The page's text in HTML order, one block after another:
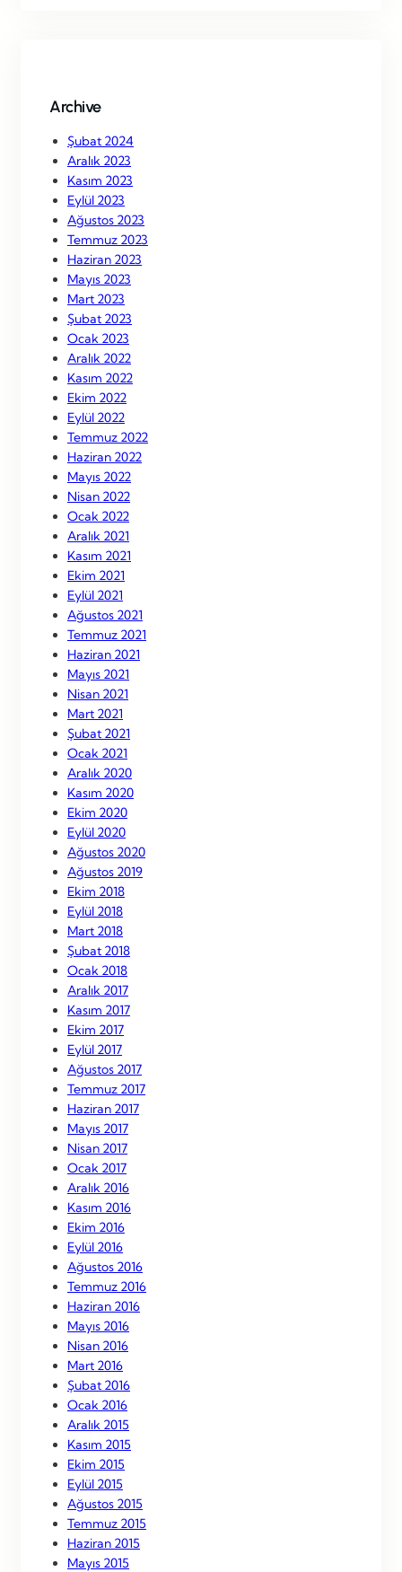
Archive
Şubat 2024
Aralık 2023
Kasım 2023
Eylül 2023
Ağustos 2023
Temmuz 2023
Haziran 2023
Mayıs 2023
Mart 2023
Şubat 2023
Ocak 2023
Aralık 2022
Kasım 2022
Ekim 2022
Eylül 2022
Temmuz 2022
Haziran 2022
Mayıs 2022
Nisan 2022
Ocak 2022
Aralık 2021
Kasım 2021
Ekim 2021
Eylül 2021
Ağustos 2021
Temmuz 2021
Haziran 2021
Mayıs 2021
Nisan 2021
Mart 2021
Şubat 2021
Ocak 2021
Aralık 2020
Kasım 2020
Ekim 2020
Eylül 2020
Ağustos 2020
Ağustos 2019
Ekim 2018
Eylül 2018
Mart 2018
Şubat 2018
Ocak 2018
Aralık 2017
Kasım 2017
Ekim 2017
Eylül 2017
Ağustos 2017
Temmuz 2017
Haziran 2017
Mayıs 2017
Nisan 2017
Ocak 2017
Aralık 2016
Kasım 2016
Ekim 2016
Eylül 2016
Ağustos 2016
Temmuz 2016
Haziran 2016
Mayıs 2016
Nisan 2016
Mart 2016
Şubat 2016
Ocak 2016
Aralık 2015
Kasım 2015
Ekim 2015
Eylül 2015
Ağustos 2015
Temmuz 2015
Haziran 2015
Mayıs 2015